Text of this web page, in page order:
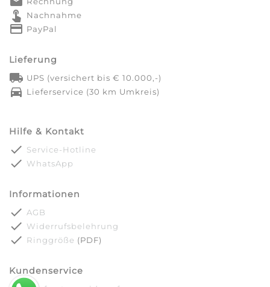
touch_app Nachnahme
credit_card PayPal
Lieferung
local_shipping UPS (versichert bis € 10.000,-)
directions_car Lieferservice (30 km Umkreis)
Hilfe & Kontakt
done Service-Hotline
done WhatsApp
Informationen
done AGB
done Widerrufsbelehrung
done Ringgröße (PDF)
Kundenservice